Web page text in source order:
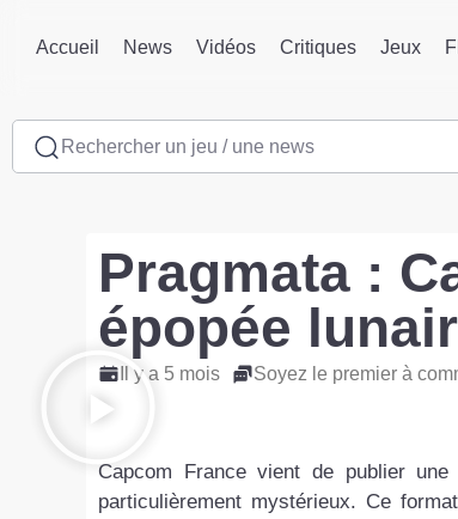
Accueil News Vidéos Critiques Jeux
Rechercher un jeu / une news
Pragmata :
épopée
Il y a 5 mois Soyez le premier à
Capcom France vient de publier
particulièrement mystérieux. Ce